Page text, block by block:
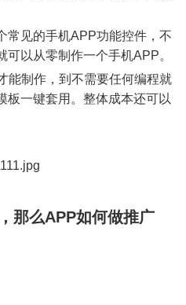
常见的手机APP功能控件，不
以从零制作一个手机APP。
能制作，到不需要任何编程就
板一键套用。整体成本还可以
那么APP如何做推广